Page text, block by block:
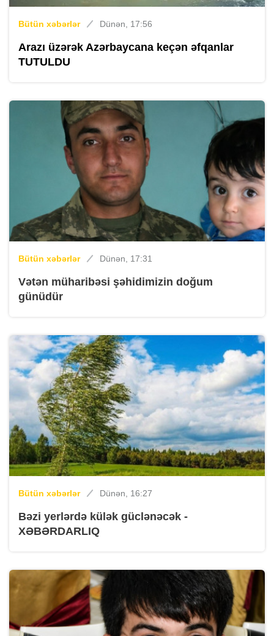
Bütün xəbərlər Dünən, 17:56
Arazı üzərək Azərbaycana keçən əfqanlar
TUTULDU
Bütün xəbərlər Dünən, 17:31
Vətən müharibəsi şəhidimizin doğum
günüdür
Bütün xəbərlər Dünən, 16:27
Bəzi yerlərdə külək güclənəcək -
XƏBƏRDARLIQ